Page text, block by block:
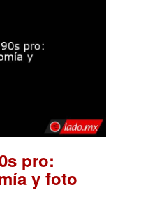
pro:
y foto